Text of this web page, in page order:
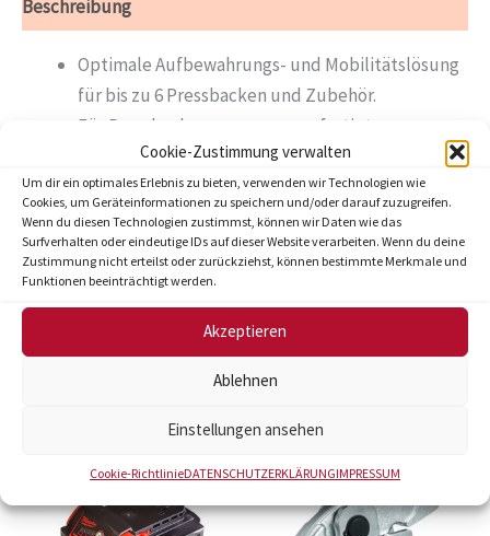
Cookie-Zustimmung verwalten
Um dir ein optimales Erlebnis zu bieten, verwenden wir Technologien wie
Cookies, um Geräteinformationen zu speichern und/oder darauf zuzugreifen.
Wenn du diesen Technologien zustimmst, können wir Daten wie das
Surfverhalten oder eindeutige IDs auf dieser Website verarbeiten. Wenn du deine
Zustimmung nicht erteilst oder zurückziehst, können bestimmte Merkmale und
Funktionen beeinträchtigt werden.
Akzeptieren
Ablehnen
Einstellungen ansehen
Cookie-RichtlinieDATENSCHUTZERKLÄRUNGIMPRESSUM
Beschreibung
Optimale Aufbewahrungs- und Mobilitätslösung
für bis zu 6 Pressbacken und Zubehör.
Für Pressbacken passgenau gefertigte
Schaumstoffeinlagen.
Witterungsbeständig.
Geräuschdämpfung und verhinderung von
herumfliegenden Pressbacken.
Schütz den Inhalt vor Beschädigung und sorgt
für Geräuschdämpfung während des Transports.